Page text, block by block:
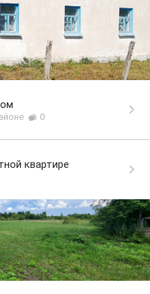
0
квартире